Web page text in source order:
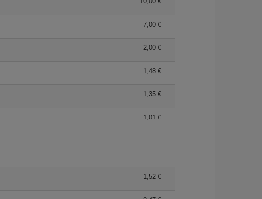
7,00 €
2,00 €
1,48 €
1,35 €
1,01 €
1,52 €